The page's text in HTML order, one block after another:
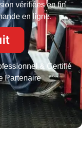
vérifiées en fin
en ligne.
& Certifié
Partenaire